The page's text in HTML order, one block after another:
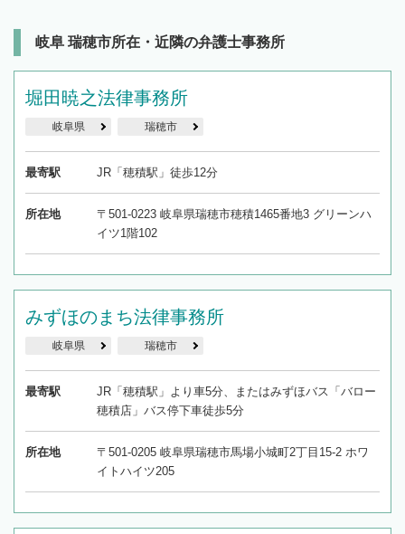
岐阜 瑞穂市所在・近隣の弁護士事務所
堀田暁之法律事務所
岐阜県 瑞穂市
最寄駅 JR「穂積駅」徒歩12分
所在地
〒501-0223 岐阜県瑞穂市穂積1465番地3 グリーンハ
イツ1階102
みずほのまち法律事務所
岐阜県 瑞穂市
最寄駅
JR「穂積駅」より車5分、またはみずほバス「バロー
穂積店」バス停下車徒歩5分
所在地
〒501-0205 岐阜県瑞穂市馬場小城町2丁目15-2 ホワ
イトハイツ205